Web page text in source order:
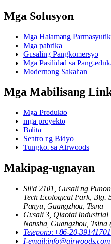
Mga Solusyon
Mga Halamang
Mga pabrika
Gusaling Pangkomersyo
Mga Pasilidad sa Pang-
Modernong Sakahan
Mga Mabilisang
Mga Produkto
mga proyekto
Balita
Sentro ng Bidyo
Tungkol sa Airwoods
Makipag-ugnayan
Silid 2101, Gusali ng
Tech Ecological Park, Blg.
Panyu, Guangzhou, Tsina
Gusali 3, Qiaotai Industrial
Nansha, Guangzhou, Tsina
Telepono:+86-20-39141701
I-email:info@airwoods.com